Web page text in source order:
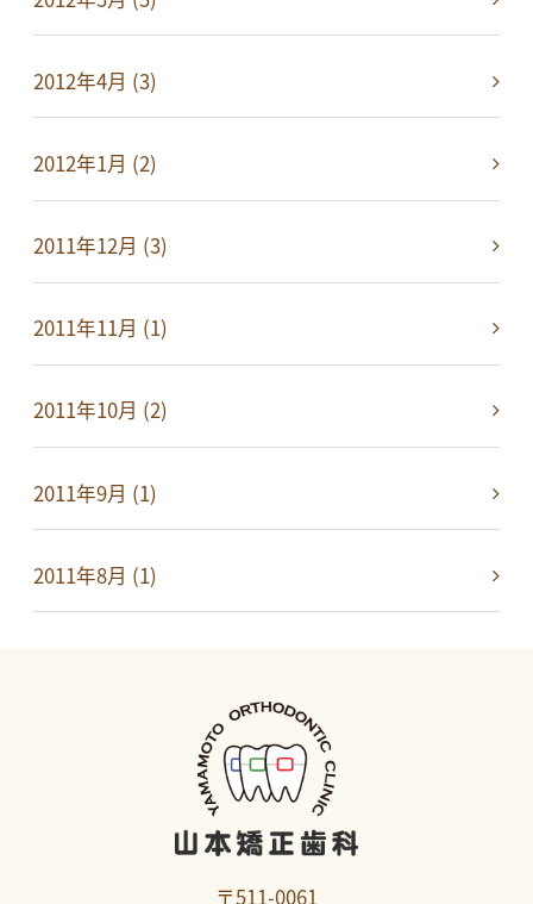
2012年4月 (3)
2012年1月 (2)
2011年12月 (3)
2011年11月 (1)
2011年10月 (2)
2011年9月 (1)
2011年8月 (1)
〒511-0061